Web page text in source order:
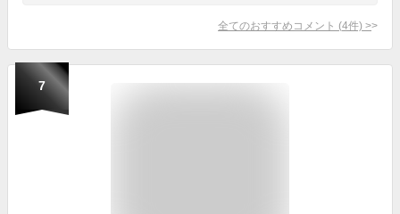
全てのおすすめコメント (4件) >
7